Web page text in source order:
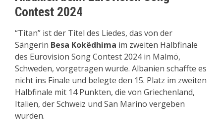
Contest 2024
“Titan” ist der Titel des Liedes, das von der
Sängerin Besa Kokëdhima im zweiten Halbfinale
des Eurovision Song Contest 2024 in Malmö,
Schweden, vorgetragen wurde. Albanien schaffte es
nicht ins Finale und belegte den 15. Platz im zweiten
Halbfinale mit 14 Punkten, die von Griechenland,
Italien, der Schweiz und San Marino vergeben
wurden.